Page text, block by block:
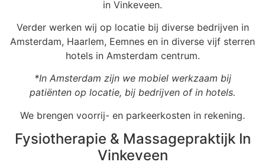
in Vinkeveen.
Verder werken wij op locatie bij diverse bedrijven in
Amsterdam, Haarlem, Eemnes en in diverse vijf sterren
hotels in Amsterdam centrum.
*In Amsterdam zijn we mobiel werkzaam bij
patiënten op locatie, bij bedrijven of in hotels.
We brengen voorrij- en parkeerkosten in rekening.
Fysiotherapie & Massagepraktijk In
Vinkeveen